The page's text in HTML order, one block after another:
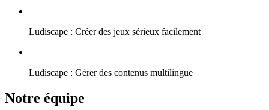
Ludiscape : Créer des jeux sérieux facilement
Ludiscape : Gérer des contenus multilingue
Notre équipe